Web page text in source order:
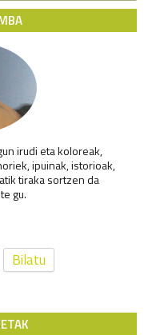
irudi eta koloreak,
ipuinak, istorioak,
tiraka sortzen da
gu.